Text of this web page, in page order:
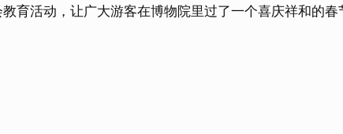
育活动，让广大游客在博物院里过了一个喜庆祥和的春